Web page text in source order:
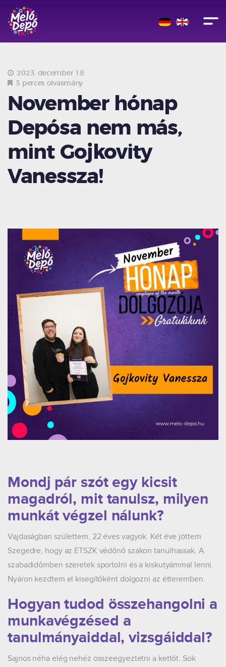
2023. december 18.
3 perces olvasmány
November hónap
Depósa nem más,
mint Gojkovity
Vanessza!
Mondj pár szót egy kicsit
magadról, mit tanulsz, milyen
munkát végzel nálunk?
Vajdaságban születtem, 22 éves vagyok. Két éve jöttem
Szegedre, hogy az ETSZK védőnő szakon tanulhassak. A
szabadidőmben szeretek sportolni és a kiskutyámmal lenni.
Nyáron kezdtem el kisegítőként dolgozni az étteremben.
Hogyan tudod összehangolni a
munkavégzésed a
tanulmányaiddal, vizsgáiddal?
Sajnos néha elég nehéz összeegyeztetni a kettőt. Sok